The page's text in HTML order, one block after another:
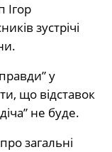
Ігор
зустрічі
у
що відставок
не буде.
загальні